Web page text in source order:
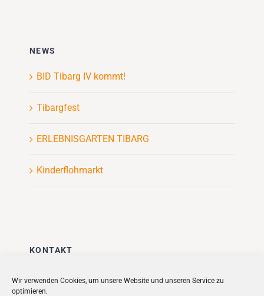
Wir verwenden Cookies, um unsere Website und unseren Service zu
optimieren.
NEWS
BID Tibarg IV kommt!
Tibargfest
ERLEBNISGARTEN TIBARG
Kinderflohmarkt
KONTAKT
Stadt + Handel City- und